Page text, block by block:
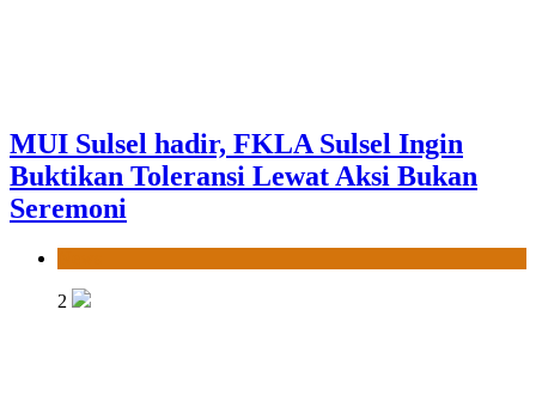
Sinergi Hebat MUI Sulsel dan LPH
Madani Indonesia: Percepat Sertifikasi
Halal, 4 Pelaku Usaha Mikro Lulus
Sidang Fatwa
News